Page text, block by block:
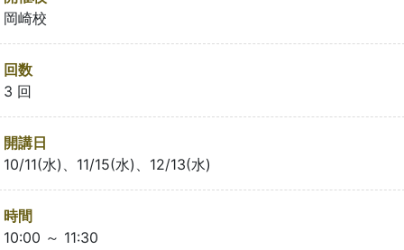
岡崎校
回数
3 回
開講日
10/11(水)、11/15(水)、12/13(水)
時間
10:00 ～ 11:30